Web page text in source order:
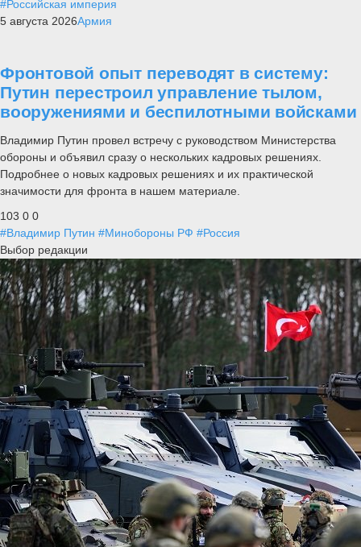
#Российская империя
5 августа 2026Армия
Фронтовой опыт переводят в систему:
Путин перестроил управление тылом,
вооружениями и беспилотными войсками
Владимир Путин провел встречу с руководством Министерства
обороны и объявил сразу о нескольких кадровых решениях.
Подробнее о новых кадровых решениях и их практической
значимости для фронта в нашем материале.
103 0 0
#Владимир Путин #Минобороны РФ #Россия
Выбор редакции